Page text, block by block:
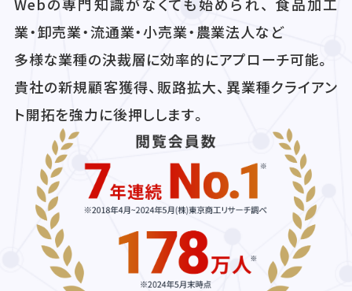
Webの専門知識がなくても始められ、 食品加工
業・卸売業・流通業・小売業・農業法人など
多様な業種の決裁層に効率的にアプローチ可能。
貴社の新規顧客獲得、販路拡大、異業種クライアン
ト開拓を強力に後押しします。